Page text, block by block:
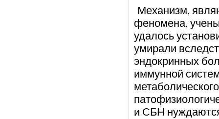
Механизм,
феномена,
удалось
умирали
эндокринных
иммунной
и СБН